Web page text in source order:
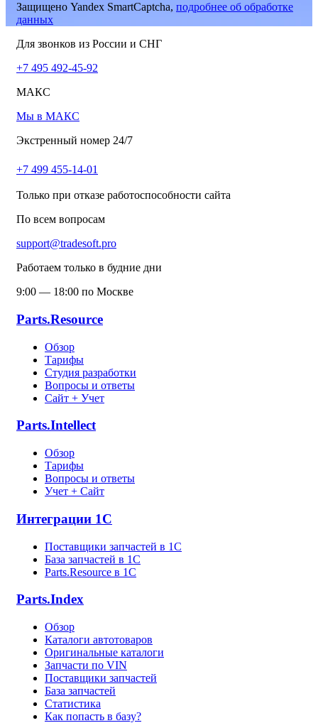
Защищено Yandex SmartCaptcha, подробнее об обработке
данных
Для звонков из России и СНГ
+7 495 492-45-92
МАКС
Мы в МАКС
Экстренный номер 24/7
+7 499 455-14-01
Только при отказе работоспособности сайта
По всем вопросам
support@tradesoft.pro
Работаем только в будние дни
9:00 — 18:00 по Москве
Parts.Resource
Обзор
Тарифы
Студия разработки
Вопросы и ответы
Сайт + Учет
Parts.Intellect
Обзор
Тарифы
Вопросы и ответы
Учет + Сайт
Интеграции 1С
Поставщики запчастей в 1C
База запчастей в 1С
Parts.Resource в 1C
Parts.Index
Обзор
Каталоги автотоваров
Оригинальные каталоги
Запчасти по VIN
Поставщики запчастей
База запчастей
Статистика
Как попасть в базу?